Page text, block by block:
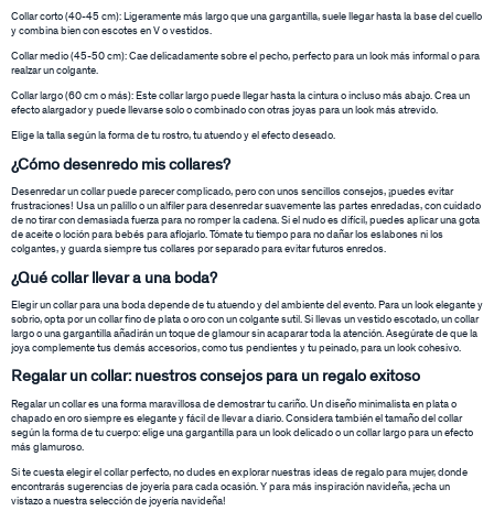
Collar corto (40-45 cm): Ligeramente más largo que una gargantilla, suele llegar hasta la base del cuello
y combina bien con escotes en V o vestidos.
Collar medio (45-50 cm): Cae delicadamente sobre el pecho, perfecto para un look más informal o para
realzar un colgante.
Collar largo (60 cm o más): Este collar largo puede llegar hasta la cintura o incluso más abajo. Crea un
efecto alargador y puede llevarse solo o combinado con otras joyas para un look más atrevido.
Elige la talla según la forma de tu rostro, tu atuendo y el efecto deseado.
¿Cómo desenredo mis collares?
Desenredar un collar puede parecer complicado, pero con unos sencillos consejos, ¡puedes evitar
frustraciones! Usa un palillo o un alfiler para desenredar suavemente las partes enredadas, con cuidado
de no tirar con demasiada fuerza para no romper la cadena. Si el nudo es difícil, puedes aplicar una gota
de aceite o loción para bebés para aflojarlo. Tómate tu tiempo para no dañar los eslabones ni los
colgantes, y guarda siempre tus collares por separado para evitar futuros enredos.
¿Qué collar llevar a una boda?
Elegir un collar para una boda depende de tu atuendo y del ambiente del evento. Para un look elegante y
sobrio, opta por un collar fino de plata o oro con un colgante sutil. Si llevas un vestido escotado, un collar
largo o una gargantilla añadirán un toque de glamour sin acaparar toda la atención. Asegúrate de que la
joya complemente tus demás accesorios, como tus pendientes y tu peinado, para un look cohesivo.
Regalar un collar: nuestros consejos para un regalo exitoso
Regalar un collar es una forma maravillosa de demostrar tu cariño. Un diseño minimalista en plata o
chapado en oro siempre es elegante y fácil de llevar a diario. Considera también el tamaño del collar
según la forma de tu cuerpo: elige una gargantilla para un look delicado o un collar largo para un efecto
más glamuroso.
Si te cuesta elegir el collar perfecto, no dudes en explorar nuestras ideas de regalo para mujer, donde
encontrarás sugerencias de joyería para cada ocasión. Y para más inspiración navideña, ¡echa un
vistazo a nuestra selección de joyería navideña!